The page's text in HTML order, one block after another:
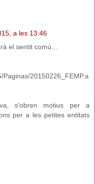
a les 13:46
el sentit comú...
20150226_FEMP.a
s'obren motius per a
per a les petites entitats